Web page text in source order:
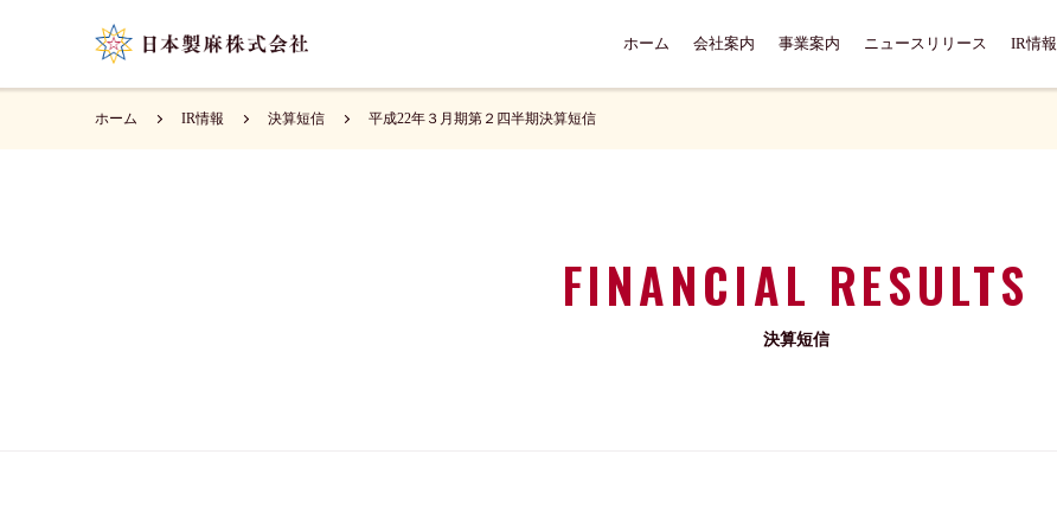
ホーム 会社案内 事業案内 ニュースリリース IR情報
ホーム IR情報 決算短信 平成22年３月期第２四半期決算短信
FINANCIAL RESULTS
決算短信